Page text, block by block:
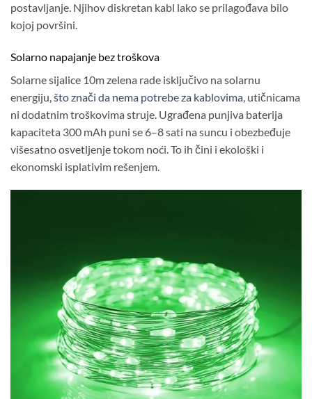
postavljanje. Njihov diskretan kabl lako se prilagođava bilo
kojoj površini.
Solarno napajanje bez troškova
Solarne sijalice 10m zelena rade isključivo na solarnu
energiju,što znači da nema potrebe za kablovima, utičnicama
ni dodatnim troškovima struje. Ugrađena punjiva baterija
kapaciteta 300 mAh puni se 6–8 sati na suncu i obezbeđuje
višesatno osvetljenje tokom noći. To ih čini i ekološki i
ekonomski isplativim rešenjem.